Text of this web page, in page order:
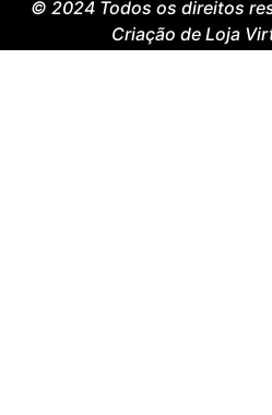
© 2024 Todos os direitos
Criação de Loja